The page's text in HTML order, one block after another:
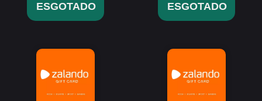
ESGOTADO ESGOTADO